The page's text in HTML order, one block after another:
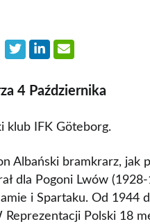
4 Października
klub IFK Göteborg.
Albański bramkrarz, jak
dla Pogoni Lwów
i Spartaku. Od 1944
Polski 18